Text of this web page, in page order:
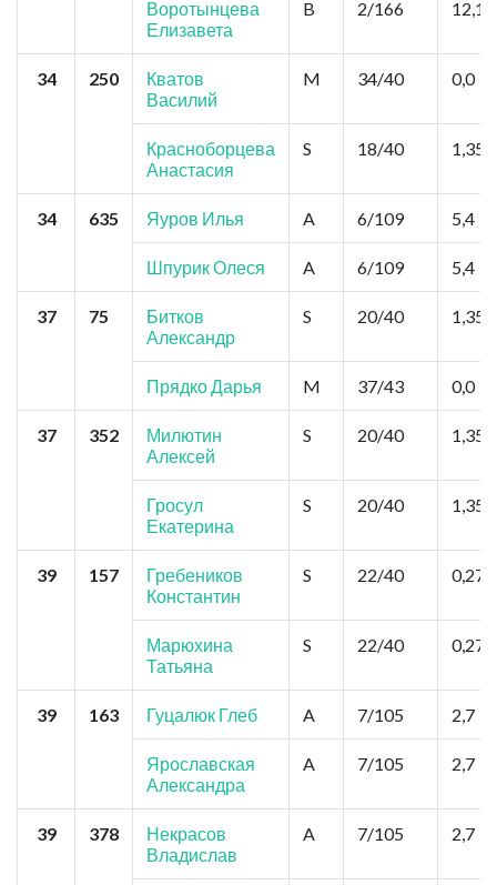
Воротынцева
Елизавета
B 2/166 12,15
34 250
Кватов
Василий
M 34/40 0,0
Красноборцева
Анастасия
S 18/40 1,35
34 635 Яуров Илья A 6/109 5,4
Шпурик Олеся A 6/109 5,4
37 75
Битков
Александр
S 20/40 1,35
Прядко Дарья M 37/43 0,0
37 352
Милютин
Алексей
S 20/40 1,35
Гросул
Екатерина
S 20/40 1,35
39 157
Гребеников
Константин
S 22/40 0,27
Марюхина
Татьяна
S 22/40 0,27
39 163 Гуцалюк Глеб A 7/105 2,7
Ярославская
Александра
A 7/105 2,7
39 378
Некрасов
Владислав
A 7/105 2,7